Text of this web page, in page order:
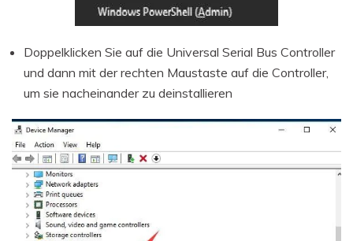
Doppelklicken Sie auf die Universal Serial Bus Controller
und dann mit der rechten Maustaste auf die Controller,
um sie nacheinander zu deinstallieren